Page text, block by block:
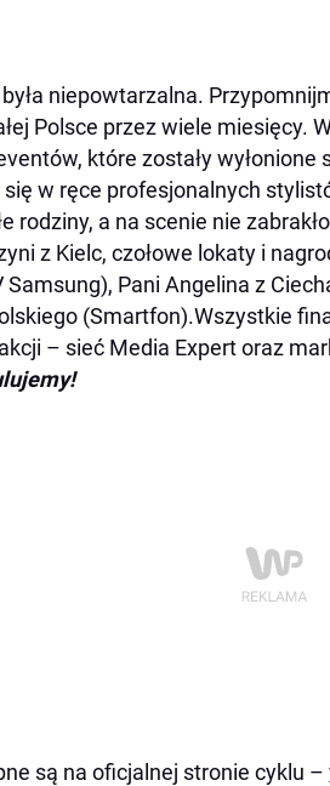
niepowtarzalna.
Polsce przez wiele miesięcy.
które zostały
się w ręce profesjonalnych
rodziny, a na scenie nie
z Kielc, czołowe lokaty i
Samsung), Pani Angelina z
(Smartfon).Wszystkie
– sieć Media Expert oraz
są na oficjalnej stronie cyklu –